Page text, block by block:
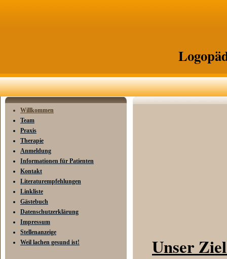
Willkommen
Team
Praxis
Therapie
Anmeldung
Informationen für Patienten
Kontakt
Literaturempfehlungen
Linkliste
Gästebuch
Datenschutzerklärung
Impressum
Stellenanzeige
Weil lachen gesund ist!
Unser